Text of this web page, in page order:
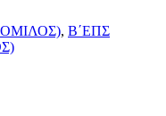
, Β΄ΕΠΣ